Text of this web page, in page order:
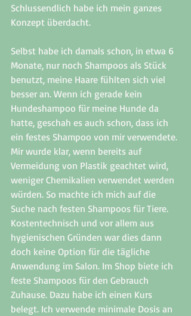
Schlussendlich habe ich mein ganzes
Konzept überdacht.
Selbst habe ich damals schon, in etwa 6
Monate, nur noch Shampoos als Stück
benutzt, meine Haare fühlten sich viel
besser an. Wenn ich gerade kein
Hundeshampoo für meine Hunde da
hatte, geschah es auch schon, dass ich
ein festes Shampoo von mir verwendete.
Mir wurde klar, wenn bereits auf
Vermeidung von Plastik geachtet wird,
weniger Chemikalien verwendet werden
würden. So machte ich mich auf die
Suche nach festen Shampoos für Tiere.
Kostentechnisch und vor allem aus
hygienischen Gründen war dies dann
doch keine Option für die tägliche
Anwendung im Salon. Im Shop biete ich
feste Shampoos für den Gebrauch
Zuhause. Dazu habe ich einen Kurs
belegt. Ich verwende minimale Dosis an